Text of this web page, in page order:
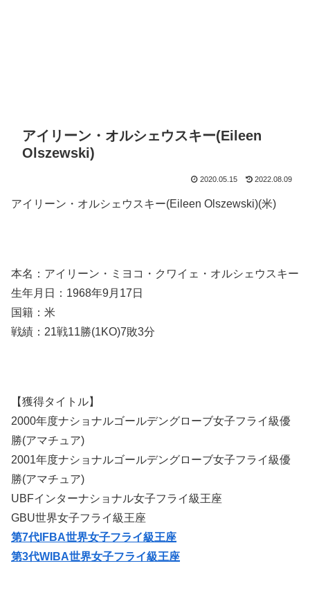
アイリーン・オルシェウスキー(Eileen
Olszewski)
2020.05.15 2022.08.09
アイリーン・オルシェウスキー(Eileen Olszewski)(米)
本名：アイリーン・ミヨコ・クワイェ・オルシェウスキー
生年月日：1968年9月17日
国籍：米
戦績：21戦11勝(1KO)7敗3分
【獲得タイトル】
2000年度ナショナルゴールデングローブ女子フライ級優
勝(アマチュア)
2001年度ナショナルゴールデングローブ女子フライ級優
勝(アマチュア)
UBFインターナショナル女子フライ級王座
GBU世界女子フライ級王座
第7代IFBA世界女子フライ級王座
第3代WIBA世界女子フライ級王座